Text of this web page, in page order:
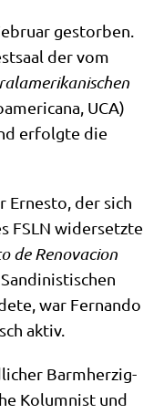
gestor­ben.
der vom
UCA)
erfolg­te die
Erne­sto, der sich
FSLN wider­setz­te
de Reno­va­ci­on
war Fer­nan­do
aktiv.
Barm­her­zig­
Kolum­nist und